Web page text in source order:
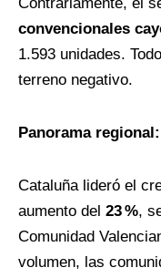
Contrariamente, el
convencionales
1.593 unidades.
terreno negativo.
Panorama
Cataluña lideró el
aumento del 23%,
Comunidad
volumen, las